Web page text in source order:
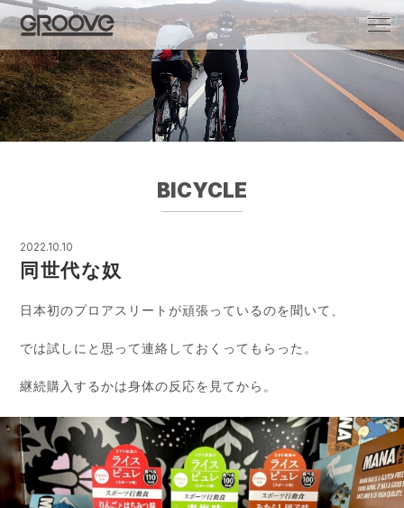
Groove 自転車 カフェ 輸入車・国産車のチ
ューニング/販売
BICYCLE
2022.10.10
同世代な奴
日本初のプロアスリートが頑張っているのを聞いて、
では試しにと思って連絡しておくってもらった。
継続購入するかは身体の反応を見てから。